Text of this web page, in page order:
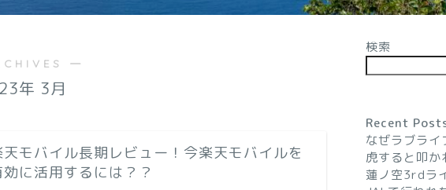
―
年 3月
天モバイル長期レビュー！今楽天モバイルを
効に活用するには？？
検索
Recent
なぜラブライ
虎すると叩か
蓮ノ空3rdラ